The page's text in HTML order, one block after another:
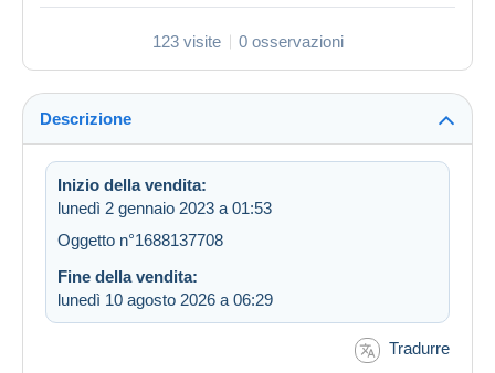
123 visite 0 osservazioni
Descrizione
Inizio della vendita:
lunedì 2 gennaio 2023 a 01:53
Oggetto n°1688137708
Fine della vendita:
lunedì 10 agosto 2026 a 06:29
Tradurre